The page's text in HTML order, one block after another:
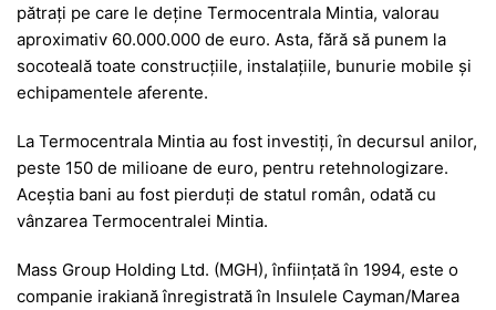
pătrați pe care le deține Termocentrala Mintia, valorau
aproximativ 60.000.000 de euro. Asta, fără să punem la
socoteală toate construcțiile, instalațiile, bunurie mobile și
echipamentele aferente.
La Termocentrala Mintia au fost investiți, în decursul anilor,
peste 150 de milioane de euro, pentru retehnologizare.
Aceștia bani au fost pierduți de statul român, odată cu
vânzarea Termocentralei Mintia.
Mass Group Holding Ltd. (MGH), înființată în 1994, este o
companie irakiană înregistrată în Insulele Cayman/Marea